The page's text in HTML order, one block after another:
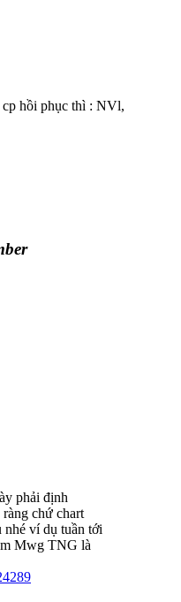
hồi phục thì : NVl,
phải định
chứ chart
nhé ví dụ tuần tới
Mwg TNG là